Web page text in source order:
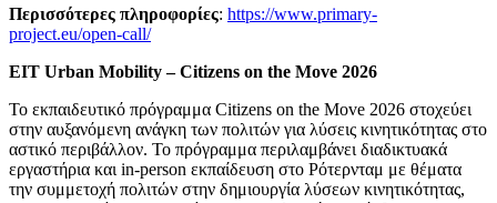
Περισσότερες πληροφορίες: https://www.primary-
project.eu/open-call/
EIT Urban Mobility – Citizens on the Move 2026
Το εκπαιδευτικό πρόγραμμα Citizens on the Move 2026 στοχεύει
στην αυξανόμενη ανάγκη των πολιτών για λύσεις κινητικότητας στο
αστικό περιβάλλον. Το πρόγραμμα περιλαμβάνει διαδικτυακά
εργαστήρια και in-person εκπαίδευση στο Ρότερνταμ με θέματα
την συμμετοχή πολιτών στην δημιουργία λύσεων κινητικότητας,